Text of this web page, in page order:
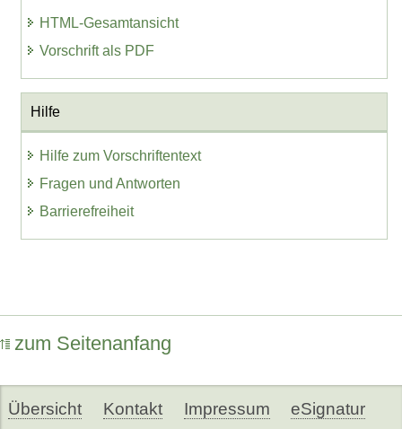
HTML-Gesamtansicht
Vorschrift als PDF
Hilfe
Hilfe zum Vorschriftentext
Fragen und Antworten
Barrierefreiheit
zum Seitenanfang
Übersicht Kontakt Impressum eSignatur